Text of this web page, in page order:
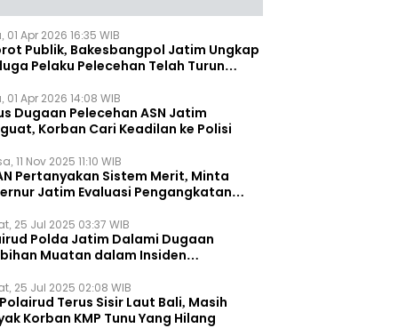
01 Apr 2026 16:35 WIB
Publik, Bakesbangpol Jatim Ungkap
Pelaku Pelecehan Telah Turun
01 Apr 2026 14:08 WIB
Dugaan Pelecehan ASN Jatim
Korban Cari Keadilan ke Polisi
11 Nov 2025 11:10 WIB
Pertanyakan Sistem Merit, Minta
Jatim Evaluasi Pengangkatan
25 Jul 2025 03:37 WIB
Polda Jatim Dalami Dugaan
Muatan dalam Insiden
25 Jul 2025 02:08 WIB
Terus Sisir Laut Bali, Masih
Korban KMP Tunu Yang Hilang